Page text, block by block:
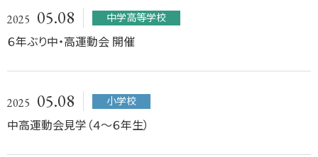
2025 05.08 中学高等学校
６年ぶり中・高運動会 開催
2025 05.08 小学校
中高運動会見学（４～６年生）